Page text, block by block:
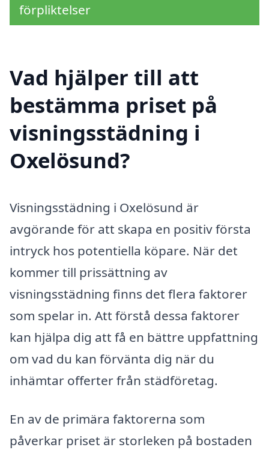
förpliktelser
Vad hjälper till att
bestämma priset på
visningsstädning i
Oxelösund?
Visningsstädning i Oxelösund är
avgörande för att skapa en positiv första
intryck hos potentiella köpare. När det
kommer till prissättning av
visningsstädning finns det flera faktorer
som spelar in. Att förstå dessa faktorer
kan hjälpa dig att få en bättre uppfattning
om vad du kan förvänta dig när du
inhämtar offerter från städföretag.
En av de primära faktorerna som
påverkar priset är storleken på bostaden